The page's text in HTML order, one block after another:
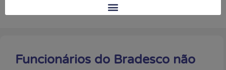
Funcionários do Bradesco não